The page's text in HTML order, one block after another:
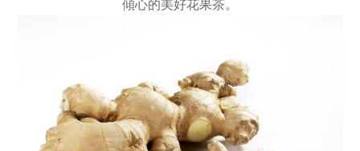
傾心的美好花果茶。